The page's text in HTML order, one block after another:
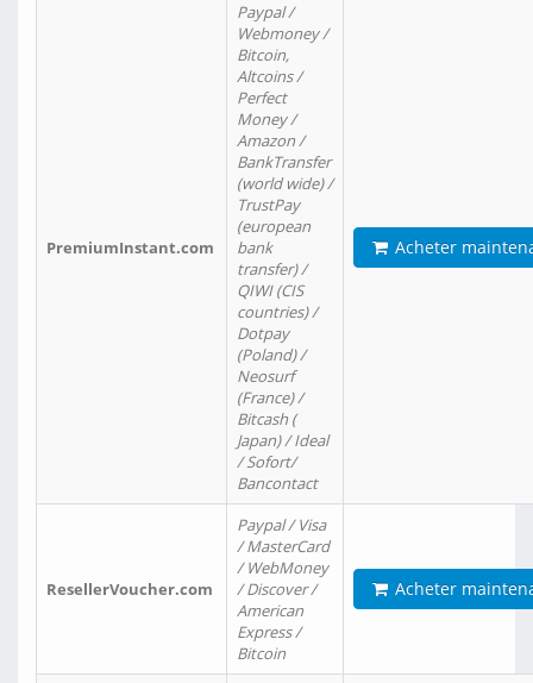
PremiumInstant.com
Paypal /
Webmoney /
Bitcoin,
Altcoins /
Perfect
Money /
Amazon /
BankTransfer
(world wide) /
TrustPay
(european
bank
transfer) /
QIWI (CIS
countries) /
Dotpay
(Poland) /
Neosurf
(France) /
Bitcash (
Japan) / Ideal
/ Sofort/
Bancontact
Acheter
ResellerVoucher.com
Paypal / Visa
/ MasterCard
/ WebMoney
/ Discover /
American
Express /
Bitcoin
Acheter